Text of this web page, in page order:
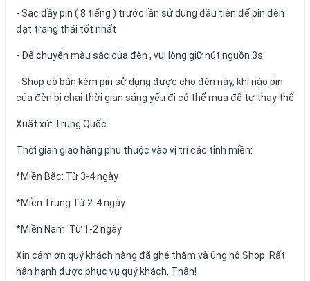
- Sạc đầy pin ( 8 tiếng ) trước lần sử dụng đầu tiên để pin đèn
đạt trạng thái tốt nhất
- Để chuyển màu sắc của đèn , vui lòng giữ nút nguồn 3s
- Shop có bán kèm pin sử dụng được cho đèn này, khi nào pin
của đèn bị chai thời gian sáng yếu đi có thể mua để tự thay thế
Xuất xứ: Trung Quốc
Thời gian giao hàng phụ thuộc vào vị trí các tỉnh miền:
*Miền Bắc: Từ 3-4 ngày
*Miền Trung:Từ 2-4 ngày
*Miền Nam: Từ 1-2 ngày
Xin cảm ơn quý khách hàng đã ghé thăm và ủng hộ Shop. Rất
hân hạnh được phục vụ quý khách. Thân!